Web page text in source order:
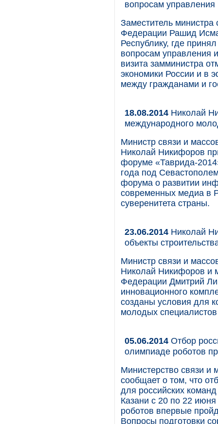
вопросам управления
Заместитель министра
Федерации Рашид
Республику, где
вопросам управления
визита замминистра
экономики России и в
между гражданами и
18.08.2014 Николай
международного
Министр связи и
Николай Никифоров
форуме «Таврида-
года под
форума о развитии
современных медиа в
суверенитета страны.
23.06.2014 Николай
объекты
Министр связи и
Николай Никифоров и
Федерации Дмитрий
инновационного
созданы условия для
молодых
05.06.2014 Отбор
олимпиаде роботов
Министерство связи и
сообщает о том, что
для российских
Казани с 20 по 22
роботов впервые
Вопросы подготовки